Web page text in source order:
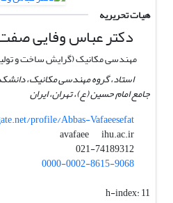
هیات تحریریه
دکتر عباس وفایی
مهندسی مکانیک (گرایش ساخت و
استاد، گروه مهندسی مکانیک،
جامع امام حسین (ع)، تهران، ایران
profile/Abbas-Vafaeesefat
avafaee
ihu.ac.ir
021-74189312
0000-0002-8615-9068
h-index:11